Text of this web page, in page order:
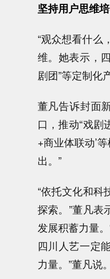
坚持用户思维
“观众想看什么
维。她表示，
剧团”等定制化
董凡告诉封面
口，推动“戏剧
+商业体联动’
出。”
“依托文化和
探索。”董凡表
发展积蓄力量
四川人艺一定
力量。”董凡说。